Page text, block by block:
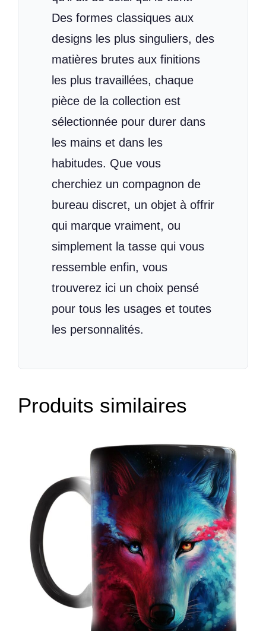
Des formes classiques aux
designs les plus singuliers, des
matières brutes aux finitions
les plus travaillées, chaque
pièce de la collection est
sélectionnée pour durer dans
les mains et dans les
habitudes. Que vous
cherchiez un compagnon de
bureau discret, un objet à offrir
qui marque vraiment, ou
simplement la tasse qui vous
ressemble enfin, vous
trouverez ici un choix pensé
pour tous les usages et toutes
les personnalités.
Produits similaires